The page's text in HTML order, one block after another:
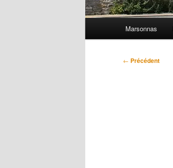
Marsonnas
Navigation
← Précédent